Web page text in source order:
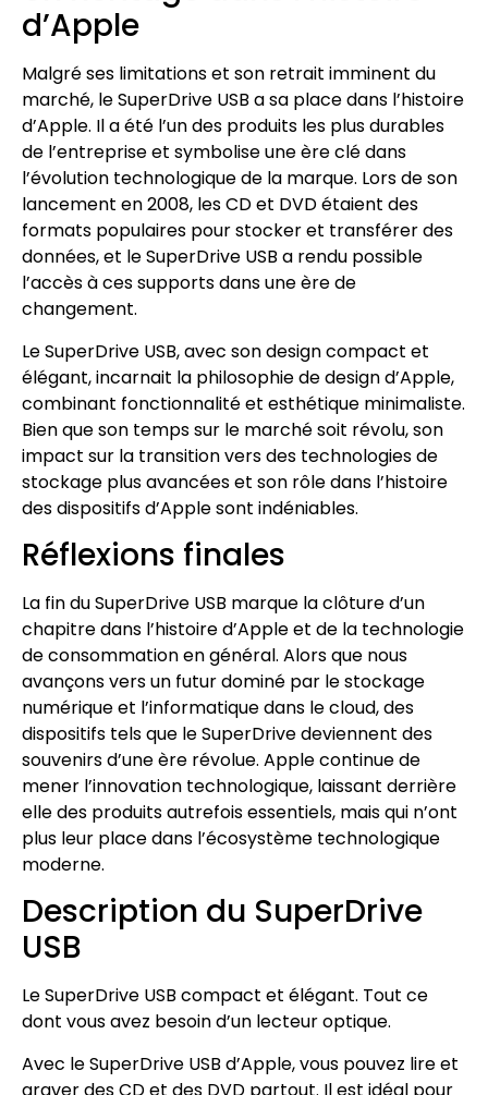
d’Apple
Malgré ses limitations et son retrait imminent du
marché, le SuperDrive USB a sa place dans l’histoire
d’Apple. Il a été l’un des produits les plus durables
de l’entreprise et symbolise une ère clé dans
l’évolution technologique de la marque. Lors de son
lancement en 2008, les CD et DVD étaient des
formats populaires pour stocker et transférer des
données, et le SuperDrive USB a rendu possible
l’accès à ces supports dans une ère de
changement.
Le SuperDrive USB, avec son design compact et
élégant, incarnait la philosophie de design d’Apple,
combinant fonctionnalité et esthétique minimaliste.
Bien que son temps sur le marché soit révolu, son
impact sur la transition vers des technologies de
stockage plus avancées et son rôle dans l’histoire
des dispositifs d’Apple sont indéniables.
Réflexions finales
La fin du SuperDrive USB marque la clôture d’un
chapitre dans l’histoire d’Apple et de la technologie
de consommation en général. Alors que nous
avançons vers un futur dominé par le stockage
numérique et l’informatique dans le cloud, des
dispositifs tels que le SuperDrive deviennent des
souvenirs d’une ère révolue. Apple continue de
mener l’innovation technologique, laissant derrière
elle des produits autrefois essentiels, mais qui n’ont
plus leur place dans l’écosystème technologique
moderne.
Description du SuperDrive
USB
Le SuperDrive USB compact et élégant. Tout ce
dont vous avez besoin d’un lecteur optique.
Avec le SuperDrive USB d’Apple, vous pouvez lire et
graver des CD et des DVD partout. Il est idéal pour